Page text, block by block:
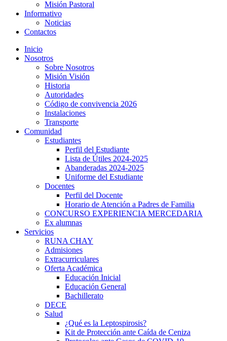
Misión Pastoral
Informativo
Noticias
Contactos
Inicio
Nosotros
Sobre Nosotros
Misión Visión
Historia
Autoridades
Código de convivencia 2026
Instalaciones
Transporte
Comunidad
Estudiantes
Perfil del Estudiante
Lista de Útiles 2024-2025
Abanderadas 2024-2025
Uniforme del Estudiante
Docentes
Perfil del Docente
Horario de Atención a Padres de Familia
CONCURSO EXPERIENCIA MERCEDARIA
Ex alumnas
Servicios
RUNA CHAY
Admisiones
Extracurriculares
Oferta Académica
Educación Inicial
Educación General
Bachillerato
DECE
Salud
¿Qué es la Leptospirosis?
Kit de Protección ante Caída de Ceniza